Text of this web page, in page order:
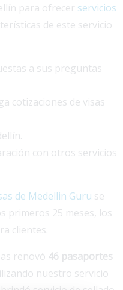
para ofrecer servicios
de este servicio
a sus preguntas
cotizaciones de visas
con otros servicios
de Medellin Guru se
primeros 25 meses, los
clientes.
renovó 46 pasaportes
nuestro servicio